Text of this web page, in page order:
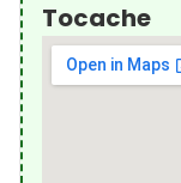
Tocache